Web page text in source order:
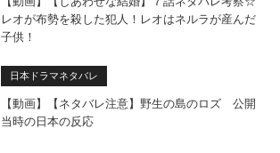
レオが布勢を殺した犯人！レオはネルラが産んだ
子供！
日本ドラマネタバレ
【動画】【ネタバレ注意】野生の島のロズ 公開
当時の日本の反応